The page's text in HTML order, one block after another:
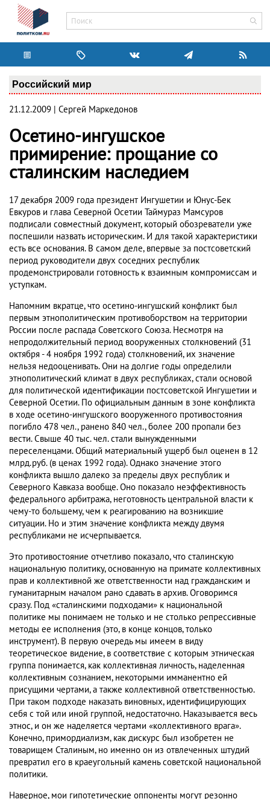
Российский мир
21.12.2009 | Сергей Маркедонов
Осетино-ингушское
примирение: прощание со
сталинским наследием
17 декабря 2009 года президент Ингушетии и Юнус-Бек
Евкуров и глава Северной Осетии Таймураз Мамсуров
подписали совместный документ, который обозреватели уже
поспешили назвать историческим. И для такой характеристики
есть все основания. В самом деле, впервые за постсоветский
период руководители двух соседних республик
продемонстрировали готовность к взаимным компромиссам и
уступкам.
Напомним вкратце, что осетино-ингушский конфликт был
первым этнополитическим противоборством на территории
России после распада Советского Союза. Несмотря на
непродолжительный период вооруженных столкновений (31
октября - 4 ноября 1992 года) столкновений, их значение
нельзя недооценивать. Они на долгие годы определили
этнополитический климат в двух республиках, стали основой
для политической идентификации постсоветской Ингушетии и
Северной Осетии. По официальным данным в зоне конфликта
в ходе осетино-ингушского вооруженного противостояния
погибло 478 чел., ранено 840 чел., более 200 пропали без
вести. Свыше 40 тыс. чел. стали вынужденными
переселенцами. Общий материальный ущерб был оценен в 12
млрд.руб. (в ценах 1992 года). Однако значение этого
конфликта вышло далеко за пределы двух республик и
Северного Кавказа вообще. Оно показало неэффективность
федерального арбитража, неготовность центральной власти к
чему-то большему, чем к реагированию на возникшие
ситуации. Но и этим значение конфликта между двумя
республиками не исчерпывается.
Это противостояние отчетливо показало, что сталинскую
национальную политику, основанную на примате коллективных
прав и коллективной же ответственности над гражданским и
гуманитарным началом рано сдавать в архив. Оговоримся
сразу. Под «сталинскими подходами» к национальной
политике мы понимаем не только и не столько репрессивные
методы ее исполнения (это, в конце концов, только
инструмент). В первую очередь мы имеем в виду
теоретическое видение, в соответствие с которым этническая
группа понимается, как коллективная личность, наделенная
коллективным сознанием, некоторыми имманентно ей
присущими чертами, а также коллективной ответственностью.
При таком подходе наказать виновных, идентифицирующих
себя с той или иной группой, недостаточно. Наказывается весь
этнос, и он же наделяется чертами «коллективного врага».
Конечно, примордиализм, как дискурс был изобретен не
товарищем Сталиным, но именно он из отвлеченных штудий
превратил его в краеугольный камень советской национальной
политики.
Наверное, мои гипотетические оппоненты могут резонно